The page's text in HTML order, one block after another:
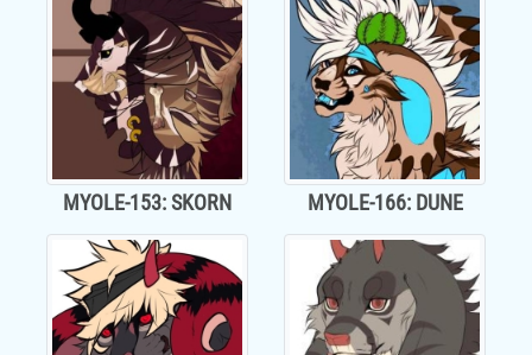
MYOLE-153: SKORN MYOLE-166: DUNE